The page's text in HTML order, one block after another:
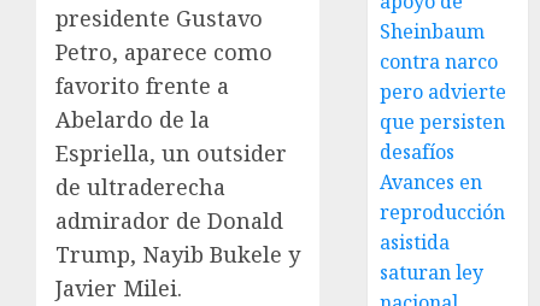
presidente Gustavo
Petro, aparece como
favorito frente a
Abelardo de la
Espriella, un outsider
de ultraderecha
admirador de Donald
Trump, Nayib Bukele y
Javier Milei.
Sheinbaum
contra narco
pero advierte
que persisten
desafíos
Avances en
reproducción
asistida
saturan ley